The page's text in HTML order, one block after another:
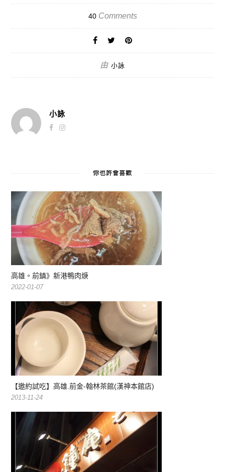
40Comments
由 小詠
小詠
你也許會喜歡
高雄。前鎮》新港鴨肉焿
2022-01-07
【邀約試吃】高雄.前金-翰林茶館(漢神本館店)
2013-11-24